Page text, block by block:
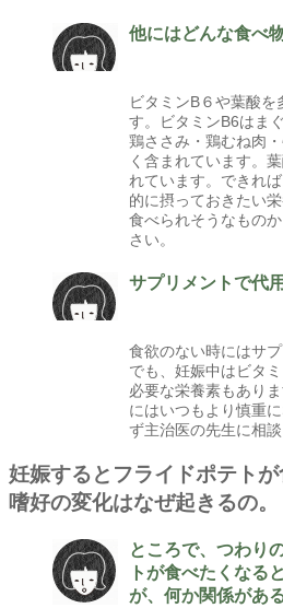
他にはどんな食べ
ビタミンB６や葉酸
す。ビタミンB6はま
鶏ささみ・鶏むね肉
く含まれています。
れています。できれ
的に摂っておきたい
食べられそうなもの
さい。
サプリメントで代
食欲のない時にはサ
でも、妊娠中はビタ
必要な栄養素もあり
にはいつもより慎重
ず主治医の先生に相談
妊娠するとフライドポテト
嗜好の変化はなぜ起きるの。
ところで、つわり
トが食べたくなる
が、何か関係があ